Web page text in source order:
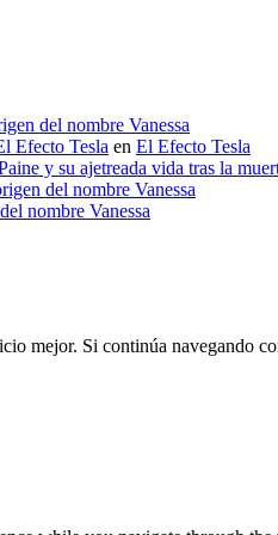
del nombre Vanessa
Efecto Tesla en El Efecto Tesla
y su ajetreada vida tras la
del nombre Vanessa
nombre Vanessa
mejor. Si continúa navegando